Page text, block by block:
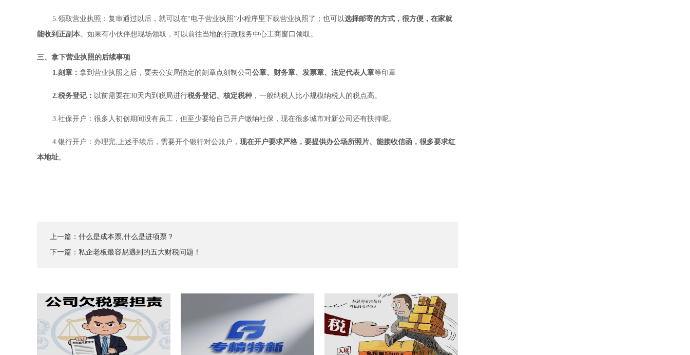
5.领取营业执照：复审通过以后，就可以在“电子营业执照”小程序里下载营业执照了；也可以选择邮寄的方式，很方便，在家就
能收到正副本。如果有小伙伴想现场领取，可以前往当地的行政服务中心工商窗口领取。
三、拿下营业执照的后续事项
1.刻章： 拿到营业执照之后，要去公安局指定的刻章点刻制公司 公章、财务章、发票章、法定代表人章等印章
2.税务登记： 以前需要在30天内到税局进行税务登记、核定税种 ，一般纳税人比小规模纳税人的税点高。
3.社保开户：很多人初创期间没有员工，但至少要给自己开户缴纳社保，现在很多城市对新公司还有扶持呢。
4.银行开户：办理完,上述手续后，需要开个银行对公账户， 现在开户要求严格，要提供办公场所照片、能接收信函，很多要求红
本地址。
上一篇： 什么是成本票,什么是进项票？
下一篇： 私企老板最容易遇到的五大财税问题！